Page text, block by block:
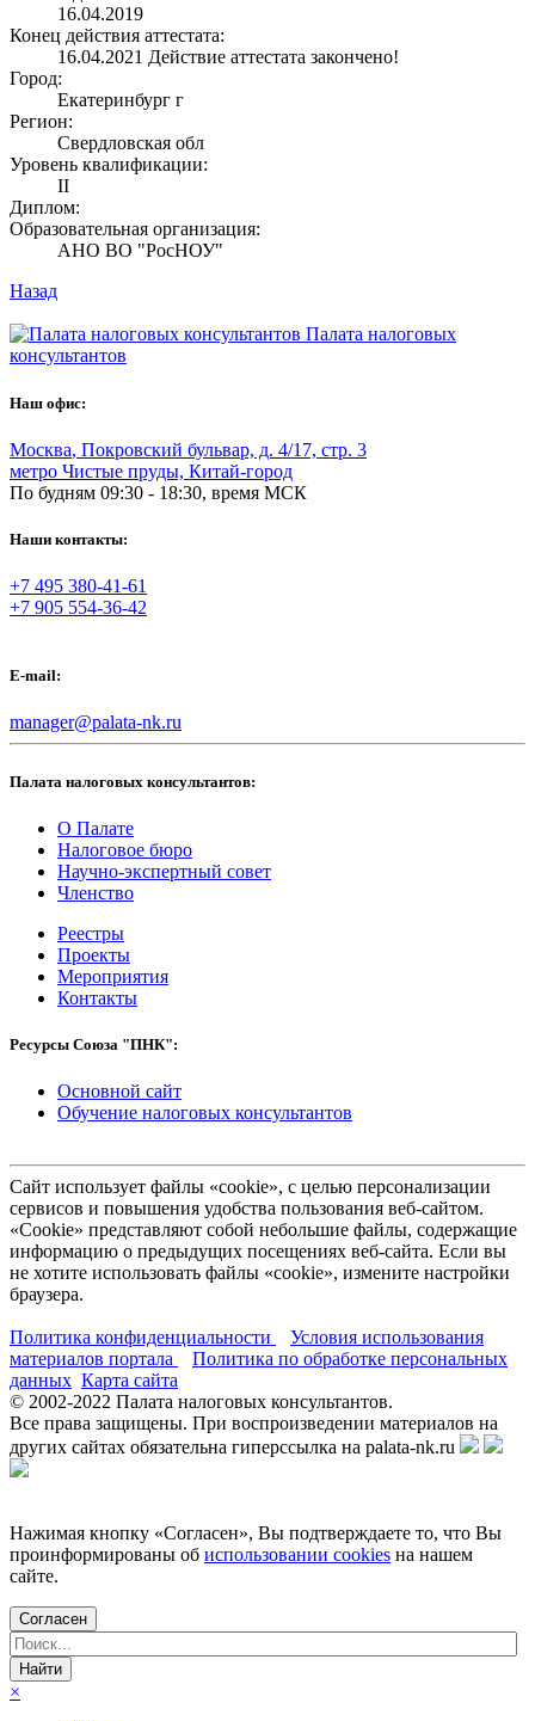
16.04.2019
Конец действия аттестата:
16.04.2021 Действие аттестата закончено!
Город:
Екатеринбург г
Регион:
Свердловская обл
Уровень квалификации:
II
Диплом:
Образовательная организация:
АНО ВО "РосНОУ"
Назад
Палата налоговых
консультантов
Наш офис:
Москва, Покровский бульвар, д. 4/17, стр. 3
метро Чистые пруды, Китай-город
По будням 09:30 - 18:30, время МСК
Наши контакты:
+7 495 380-41-61
+7 905 554-36-42
E-mail:
manager@palata-nk.ru
Палата налоговых консультантов:
О Палате
Налоговое бюро
Научно-экспертный совет
Членство
Реестры
Проекты
Мероприятия
Контакты
Ресурсы Союза "ПНК":
Основной сайт
Обучение налоговых консультантов
Сайт использует файлы «cookie», с целью персонализации
сервисов и повышения удобства пользования веб-сайтом.
«Cookie» представляют собой небольшие файлы, содержащие
информацию о предыдущих посещениях веб-сайта. Если вы
не хотите использовать файлы «cookie», измените настройки
браузера.
Политика конфиденциальности
Условия использования
материалов портала
Политика по обработке персональных
данных Карта сайта
© 2002-2022 Палата налоговых консультантов.
Все права защищены. При воспроизведении материалов на
других сайтах обязательна гиперссылка на palata-nk.ru
Нажимая кнопку «Согласен», Вы подтверждаете то, что Вы
проинформированы об использовании cookies на нашем
сайте.
Согласен
×